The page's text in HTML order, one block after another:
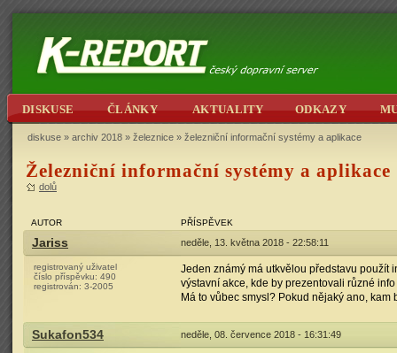
DISKUSE ČLÁNKY AKTUALITY ODKAZY
diskuse » archiv 2018 » železnice » železniční informační systémy a aplikace
Železniční informační systémy a aplikace
dolů
AUTOR PŘÍSPĚVEK
Jariss neděle, 13. května 2018 - 22:58:11
registrovaný uživatel
číslo příspěvku: 490
registrován: 3-2005
Jeden známý má utkvělou představu použít
výstavní akce, kde by prezentovali různé
Má to vůbec smysl? Pokud nějaký ano, kam
Sukafon534 neděle, 08. července 2018 - 16:31:49